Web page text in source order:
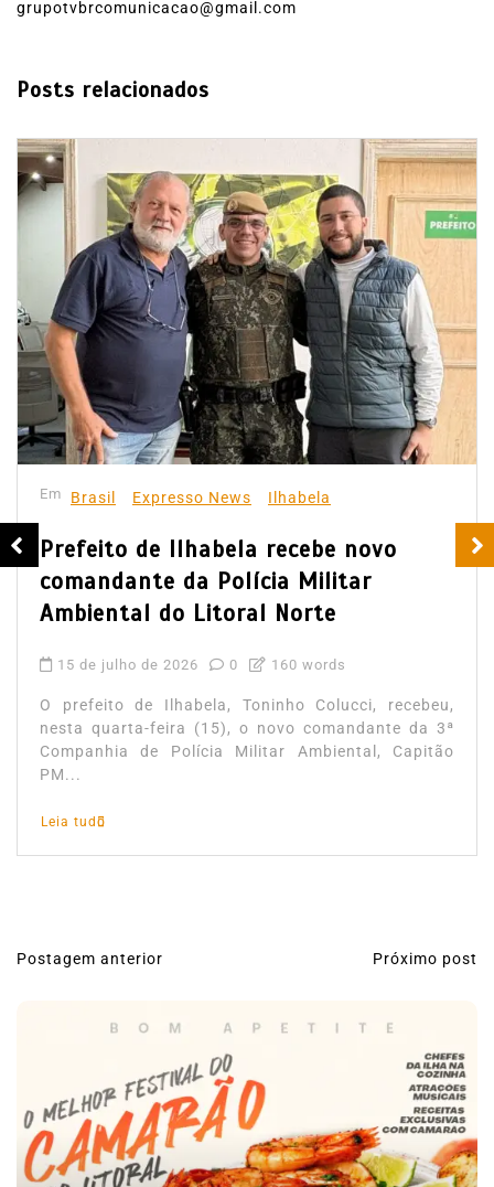
grupotvbrcomunicacao@gmail.com
Posts relacionados
Em Brasil Expresso News Ilhabela
Prefeito de Ilhabela recebe novo
comandante da Polícia Militar
Ambiental do Litoral Norte
15 de julho de 2026 0 160 words
O prefeito de Ilhabela, Toninho Colucci, recebeu,
nesta quarta-feira (15), o novo comandante da 3ª
Companhia de Polícia Militar Ambiental, Capitão
PM...
Leia tudo
N
g
a
ç
Postagem anterior Próximo post